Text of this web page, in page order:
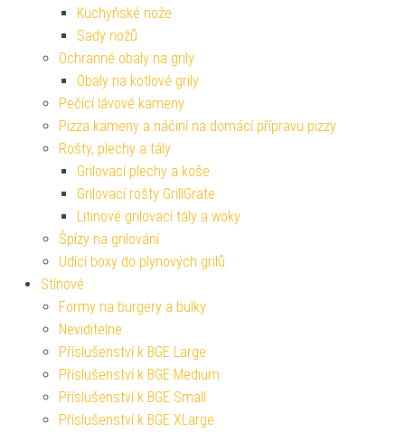
Kuchyňské nože
Sady nožů
Ochranné obaly na grily
Obaly na kotlové grily
Pečící lávové kameny
Pizza kameny a náčiní na domácí přípravu pizzy
Rošty, plechy a tály
Grilovací plechy a koše
Grilovací rošty GrillGrate
Litinové grilovací tály a woky
Špízy na grilování
Udící boxy do plynových grilů
Stínové
Formy na burgery a bulky
Neviditelne
Příslušenství k BGE Large
Příslušenství k BGE Medium
Příslušenství k BGE Small
Příslušenství k BGE XLarge